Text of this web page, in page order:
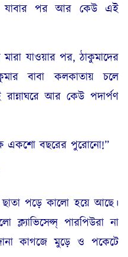
যাবার পর আর কেউ এই
যাওয়ার পর, ঠাকুমাদের
বাবা কলকাতায় চলে
আর কেউ পদার্পণ
একশো বছরের পুরোনো!”
পড়ে কালো হয়ে আছে।
পারপিউরা না
কাগজে মুড়ে ও পকেটে